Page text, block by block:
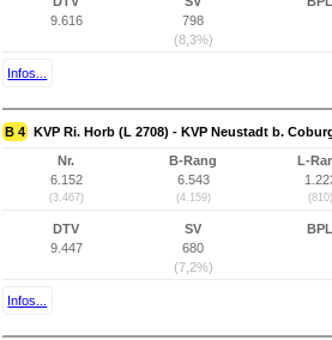
9.616
798
(8,3%)
Infos...
B 4 KVP Ri. Horb (L 2708) - KVP Neustadt b.
Nr.
6.152
(3.467)
B-Rang
6.543
(4.159)
L-
(810)
DTV
9.447
SV
680
(7,2%)
BPL
Infos...